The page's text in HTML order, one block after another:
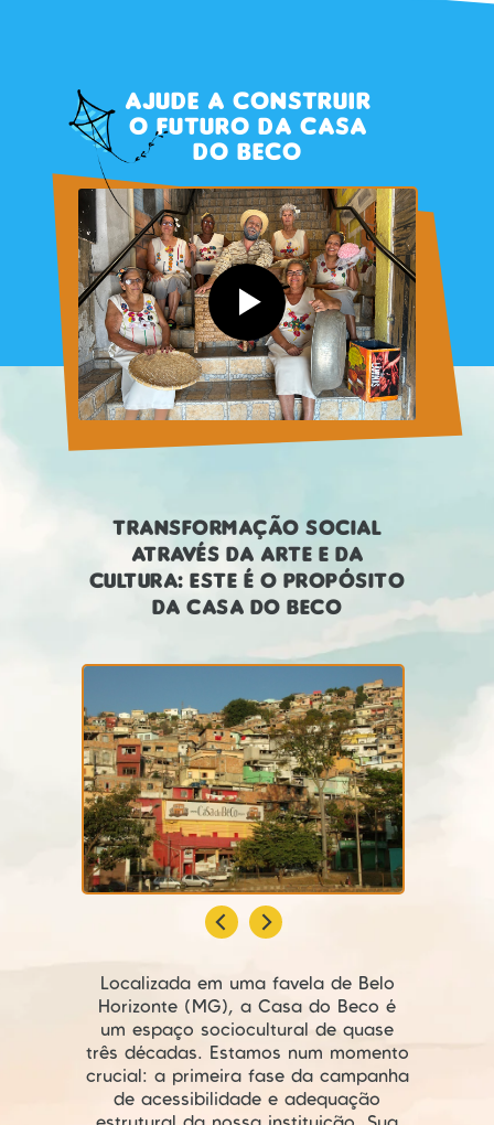
AJUDE A CONSTRUIR
O FUTURO DA CASA
DO BECO
TRANSFORMAÇÃO SOCIAL
ATRAVÉS DA ARTE E DA
CULTURA: ESTE É O PROPÓSITO
DA CASA DO BECO
Localizada em uma favela de Belo
Horizonte (MG), a Casa do Beco é
um espaço sociocultural de quase
três décadas. Estamos num momento
crucial: a primeira fase da campanha
de acessibilidade e adequação